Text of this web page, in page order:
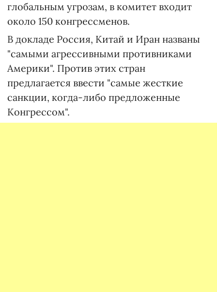
глобальным угрозам, в комитет входит
около 150 конгрессменов.
В докладе Россия, Китай и Иран названы
"самыми агрессивными противниками
Америки". Против этих стран
предлагается ввести "самые жесткие
санкции, когда-либо предложенные
Конгрессом".